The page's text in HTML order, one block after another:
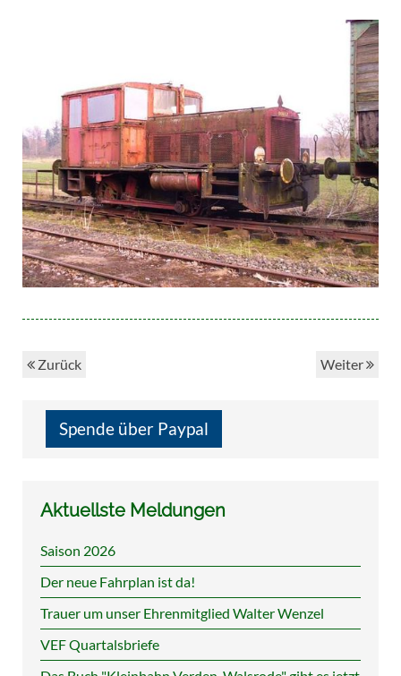
Zurück Weiter
Spende über Paypal
Aktuellste Meldungen
Saison 2026
Der neue Fahrplan ist da!
Trauer um unser Ehrenmitglied Walter Wenzel
VEF Quartalsbriefe